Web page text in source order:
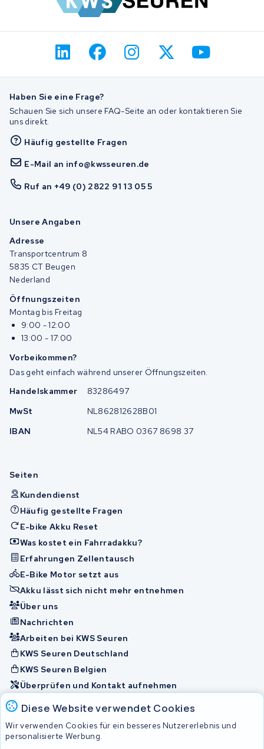
Diese Website verwendet Cookies
Wir verwenden Cookies für ein besseres Nutzererlebnis und
personalisierte Werbung.
Haben Sie eine Frage?
Schauen Sie sich unsere FAQ-Seite an oder kontaktieren Sie
uns direkt.
Häufig gestellte Fragen
E-Mail an info@kwsseuren.de
Ruf an +49 (0) 2822 91 13 05 5
Unsere Angaben
Adresse
Transportcentrum 8
5835 CT Beugen
Nederland
Öffnungszeiten
Montag bis Freitag
9:00 - 12:00
13:00 - 17:00
Vorbeikommen?
Das geht einfach während unserer Öffnungszeiten.
Handelskammer
83286497
MwSt
NL862812628B01
IBAN
NL54 RABO 0367 8698 37
Seiten
Kundendienst
Häufig gestellte Fragen
E-bike Akku Reset
Was kostet ein Fahrradakku?
Erfahrungen Zellentausch
E-Bike Motor setzt aus
Akku lässt sich nicht mehr entnehmen
Über uns
Nachrichten
Arbeiten bei KWS Seuren
KWS Seuren Deutschland
KWS Seuren Belgien
Überprüfen und Kontakt aufnehmen